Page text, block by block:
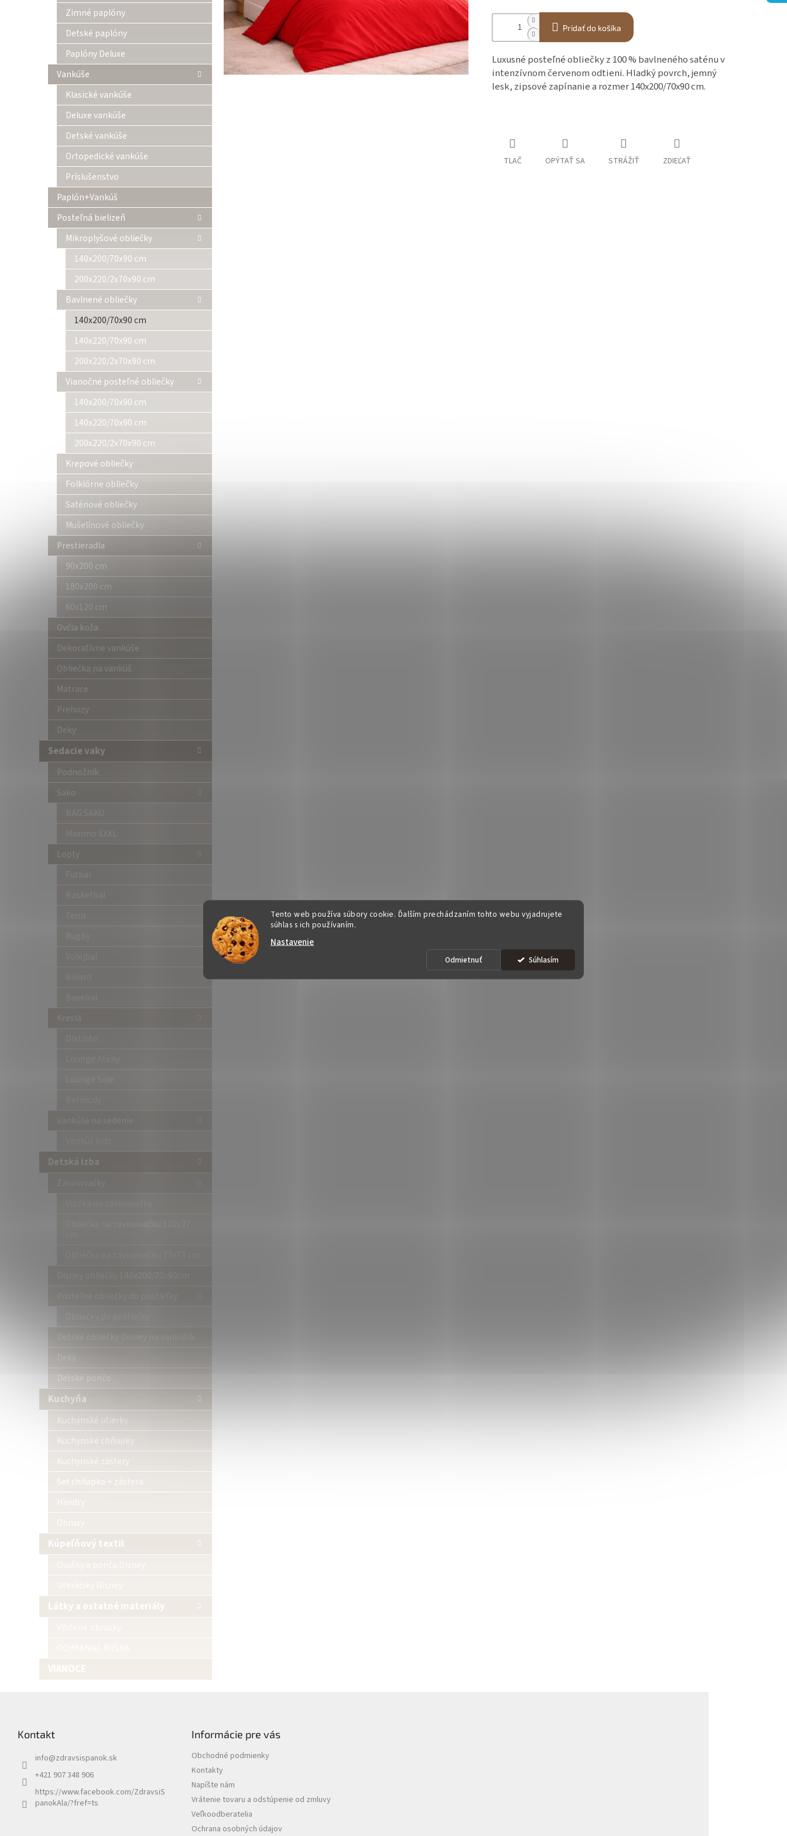
Tento web používa súbory cookie. Ďalším prechádzaním tohto webu vyjadrujete
súhlas s ich používaním.
Nastavenie
Odmietnuť Súhlasím
Zimné paplóny
Detské paplóny
Paplóny Deluxe
Vankúše
Klasické vankúše
Deluxe vankúše
Detské vankúše
Ortopedické vankúše
Príslušenstvo
Paplón+Vankúš
Posteľná bielizeň
Mikroplyšové obliečky
140x200/70x90 cm
200x220/2x70x90 cm
Bavlnené obliečky
140x200/70x90 cm
140x220/70x90 cm
200x220/2x70x90 cm
Vianočné posteľné obliečky
140x200/70x90 cm
140x220/70x90 cm
200x220/2x70x90 cm
Krepové obliečky
Folklórne obliečky
Saténové obliečky
Mušelínové obliečky
Prestieradla
90x200 cm
180x200 cm
60x120 cm
Ovčia koža
Dekoratívne vankúše
Obliečka na vankúš
Matrace
Prehozy
Deky
Sedacie vaky
Podnožník
Sako
Lopty
Kreslá
Detská izba
Detské obliečky Disney na vankúšik
Deky
Detské pončo
Kuchyňa
Kuchynské utierky
Kuchynské chňapky
Kuchynské zástery
Set chňapka + zástera
Handry
Obrusy
Kúpeľňový textil
Látky a ostatné materiály
Pridať do košíka
Luxusné posteľné obliečky z 100 % bavlneného saténu v
intenzívnom červenom odtieni. Hladký povrch, jemný
lesk, zipsové zapínanie a rozmer 140x200/70x90 cm.
TLAČ OPÝTAŤ SA STRÁŽIŤ ZDIEĽAŤ
Kontakt
info@zdravsispanok.sk
+421 907 348 906
https://www.facebook.com/ZdravsiS
panokAla/?fref=ts
Informácie pre vás
Obchodné podmienky
Kontakty
Napíšte nám
Vrátenie tovaru a odstúpenie od zmluvy
Veľkoodberatelia
Ochrana osobných údajov